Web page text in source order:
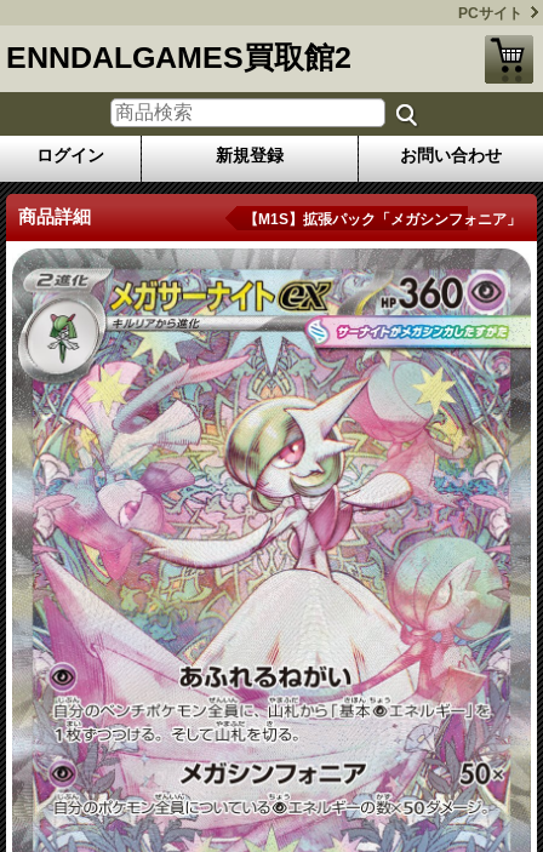
PCサイト
ENNDALGAMES買取館2
ログイン 新規登録 お問い合わせ
商品詳細 【M1S】拡張パック「メガシンフォニア」